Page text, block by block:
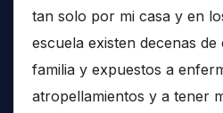
tan solo por mi casa y en
escuela existen decenas de
familia y expuestos a
atropellamientos y a tener